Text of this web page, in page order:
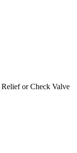
or Check Valve